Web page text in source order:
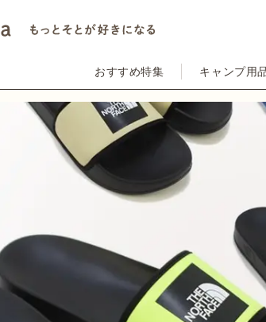
おすすめ特集 キャンプ用